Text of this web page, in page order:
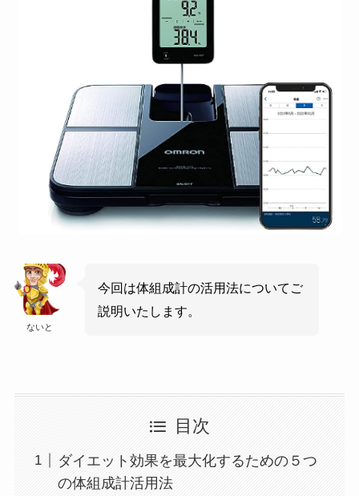
ないと
今回は体組成計の活用法についてご
説明いたします。
目次
ダイエット効果を最大化するための５つ
の体組成計活用法